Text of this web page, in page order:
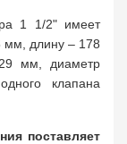
1 1/2" имеет
мм, длину – 178
мм, диаметр
клапана
поставляет